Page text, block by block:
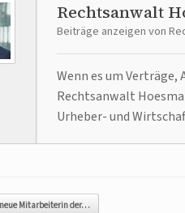
Rechtsanwalt
Beiträge anzeigen von
Wenn es um
Rechtsanwalt
Urheber- und
Mitarbeiterin der…